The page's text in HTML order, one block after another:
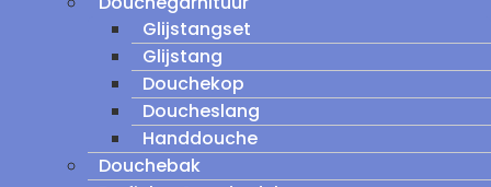
Glijstangset
Glijstang
Douchekop
Doucheslang
Handdouche
Douchebak